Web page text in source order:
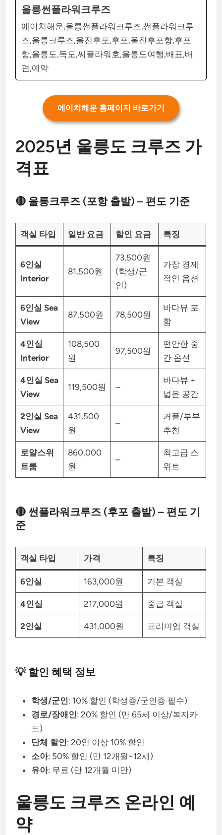
울릉썬플라워크루즈
에이치해운,울릉썬플라워크루즈,썬플라워크루
즈,울릉크루즈,울진후포,후포,울진후포항,후포
항,울릉도,독도,씨플라워호,울릉도여행,배표,배
편,예약
에이치해운 홈페이지 바로가기
2025년 울릉도 크루즈 가
격표
🔴 울릉크루즈 (포항 출발) – 편도 기준
객실 타입 일반 요금 할인 요금 특징
6인실
Interior
81,500원
73,500원
(학생/군
인)
가장 경제
적인 옵션
6인실 Sea
View
87,500원 78,500원
바다뷰 포
함
4인실
Interior
108,500
원
97,500원
편안한 중
간 옵션
4인실 Sea
View
119,500원 –
바다뷰 +
넓은 공간
2인실 Sea
View
431,500
원
–
커플/부부
추천
로얄스위
트룸
860,000
원
–
최고급 스
위트
🔴 썬플라워크루즈 (후포 출발) – 편도 기
준
객실 타입 가격 특징
6인실 163,000원 기본 객실
4인실 217,000원 중급 객실
2인실 431,000원 프리미엄 객실
💡 할인 혜택 정보
학생/군인: 10% 할인 (학생증/군인증 필수)
경로/장애인: 20% 할인 (만 65세 이상/복지카
드)
단체 할인: 20인 이상 10% 할인
소아: 50% 할인 (만 12개월~12세)
유아: 무료 (만 12개월 미만)
울릉도 크루즈 온라인 예
약